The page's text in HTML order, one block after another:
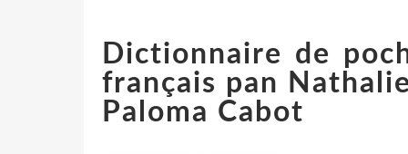
Dictionnaire de
français pan
Paloma Cabot